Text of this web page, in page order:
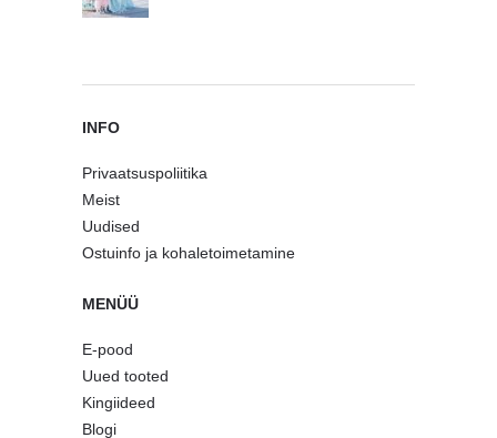
INFO
Privaatsuspoliitika
Meist
Uudised
Ostuinfo ja kohaletoimetamine
MENÜÜ
E-pood
Uued tooted
Kingiideed
Blogi